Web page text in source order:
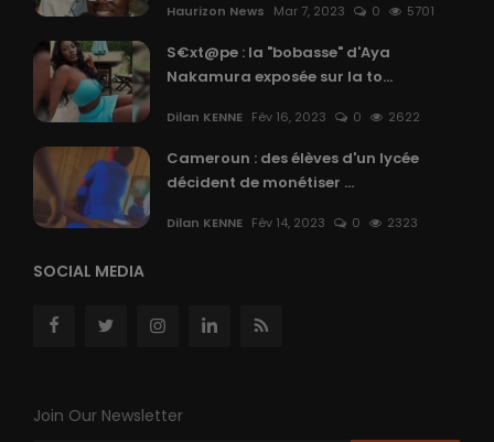
Haurizon News Mar 7, 2023 0 5701
S€xt@pe : la "bobasse" d'Aya
Nakamura exposée sur la to...
Dilan KENNE Fév 16, 2023 0 2622
Cameroun : des élèves d'un lycée
décident de monétiser ...
Dilan KENNE Fév 14, 2023 0 2323
SOCIAL MEDIA
Join Our Newsletter